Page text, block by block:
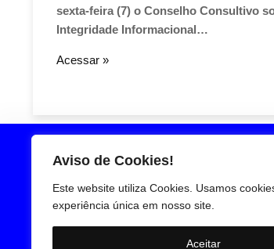
Aviso de Cookies!
Este website utiliza Cookies. Usamos
experiência única em nosso site.
Aceitar
sexta-feira (7) o Conselho Consultivo
Integridade Informacional…
Acessar »